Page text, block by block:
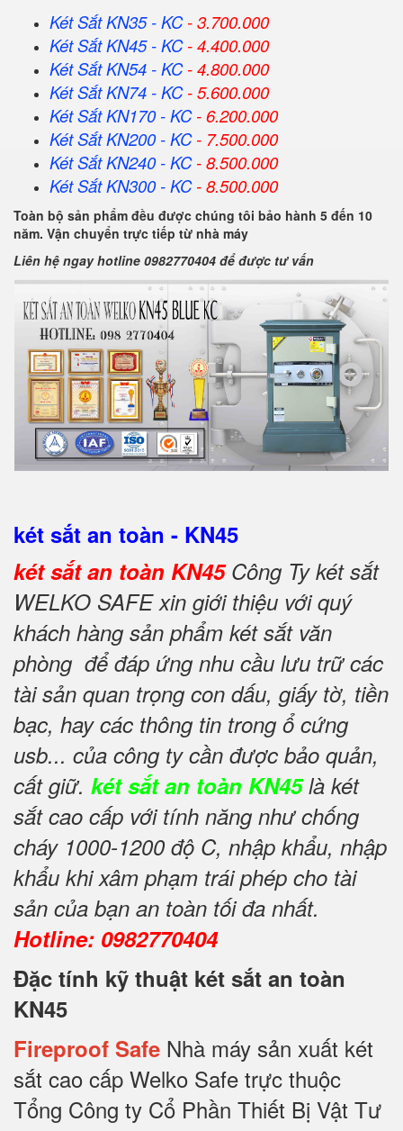
Két Sắt KN35 - KC- 3.700.000
Két Sắt KN45 - KC- 4.400.000
Két Sắt KN54 - KC- 4.800.000
Két Sắt KN74 - KC- 5.600.000
Két Sắt KN170 - KC- 6.200.000
Két Sắt KN200 - KC- 7.500.000
Két Sắt KN240 - KC- 8.500.000
Két Sắt KN300 - KC- 8.500.000
Toàn bộ sản phẩm đều được chúng tôi bảo hành 5 đến 10
năm. Vận chuyển trực tiếp từ nhà máy
Liên hệ ngay hotline 0982770404 để được tư vấn
két sắt an toàn - KN45
két sắt an toàn KN45Công Ty két sắt
WELKO SAFE xin giới thiệu với quý
khách hàng sản phẩm két sắt văn
phòng để đáp ứng nhu cầu lưu trữ các
tài sản quan trọng con dấu, giấy tờ, tiền
bạc, hay các thông tin trong ổ cứng
usb... của công ty cần được bảo quản,
cất giữ. két sắt an toàn KN45là két
sắt cao cấp với tính năng như chống
cháy 1000-1200 độ C, nhập khẩu, nhập
khẩu khi xâm phạm trái phép cho tài
sản của bạn an toàn tối đa nhất.
Hotline: 0982770404
Đặc tính kỹ thuật két sắt an toàn
KN45
Fireproof Safe Nhà máy sản xuất két
sắt cao cấp Welko Safe trực thuộc
Tổng Công ty Cổ Phần Thiết Bị Vật Tư